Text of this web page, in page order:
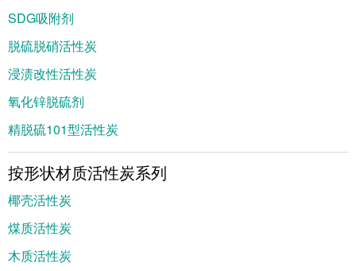
SDG吸附剂
脱硫脱硝活性炭
浸渍改性活性炭
氧化锌脱硫剂
精脱硫101型活性炭
按形状材质活性炭系列
椰壳活性炭
煤质活性炭
木质活性炭